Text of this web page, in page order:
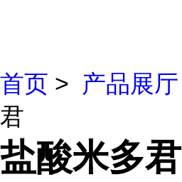
首页 > 产品展厅
君
盐酸米多君